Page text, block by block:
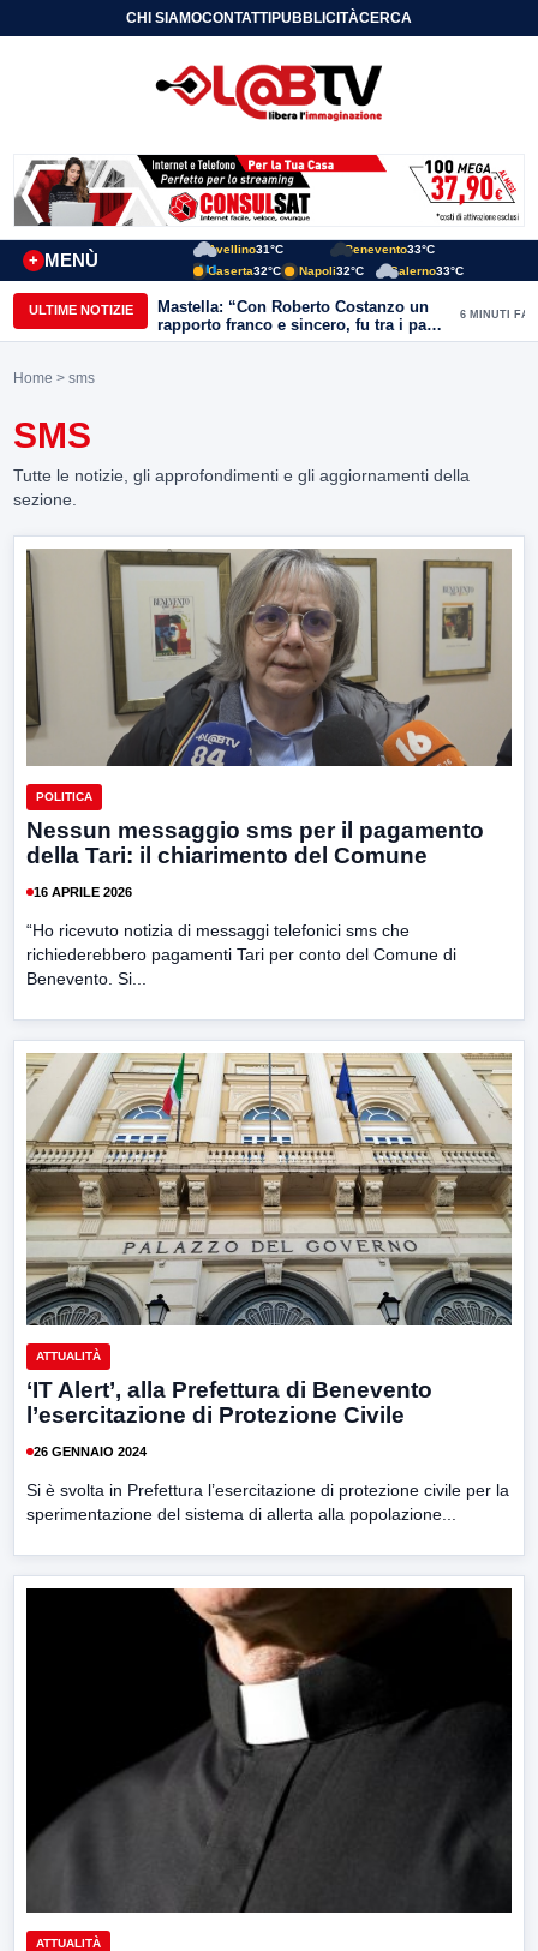
CHI SIAMOCONTATTIPUBBLICITÀCERCA
MENÙ
+
Avellino31°C Benevento33°C
Caserta32°C Napoli32°C Salerno33°C
ULTIME NOTIZIE
Mastella: “Con Roberto Costanzo un
rapporto franco e sincero, fu tra i padri
della necessità di riscossa delle aree
6 MINUTI FA
Home > sms
SMS
Tutte le notizie, gli approfondimenti e gli aggiornamenti della
sezione.
POLITICA
Nessun messaggio sms per il pagamento
della Tari: il chiarimento del Comune
16 APRILE 2026
“Ho ricevuto notizia di messaggi telefonici sms che
richiederebbero pagamenti Tari per conto del Comune di
Benevento. Si...
ATTUALITÀ
‘IT Alert’, alla Prefettura di Benevento
l’esercitazione di Protezione Civile
26 GENNAIO 2024
Si è svolta in Prefettura l’esercitazione di protezione civile per la
sperimentazione del sistema di allerta alla popolazione...
ATTUALITÀ